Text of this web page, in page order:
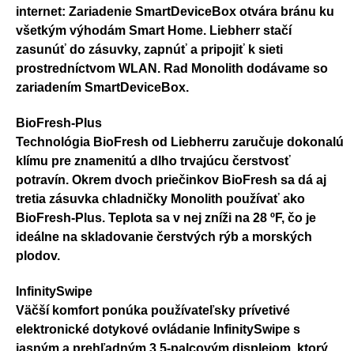
internet: Zariadenie SmartDeviceBox otvára bránu ku
všetkým výhodám Smart Home. Liebherr stačí
zasunúť do zásuvky, zapnúť a pripojiť k sieti
prostredníctvom WLAN. Rad Monolith dodávame so
zariadením SmartDeviceBox.
BioFresh-Plus
Technológia BioFresh od Liebherru zaručuje dokonalú
klímu pre znamenitú a dlho trvajúcu čerstvosť
potravín. Okrem dvoch priečinkov BioFresh sa dá aj
tretia zásuvka chladničky Monolith používať ako
BioFresh-Plus. Teplota sa v nej zníži na 28 ºF, čo je
ideálne na skladovanie čerstvých rýb a morských
plodov.
InfinitySwipe
Väčší komfort ponúka používateľsky prívetivé
elektronické dotykové ovládanie InfinitySwipe s
jasným a prehľadným 3,5-palcovým displejom, ktorý